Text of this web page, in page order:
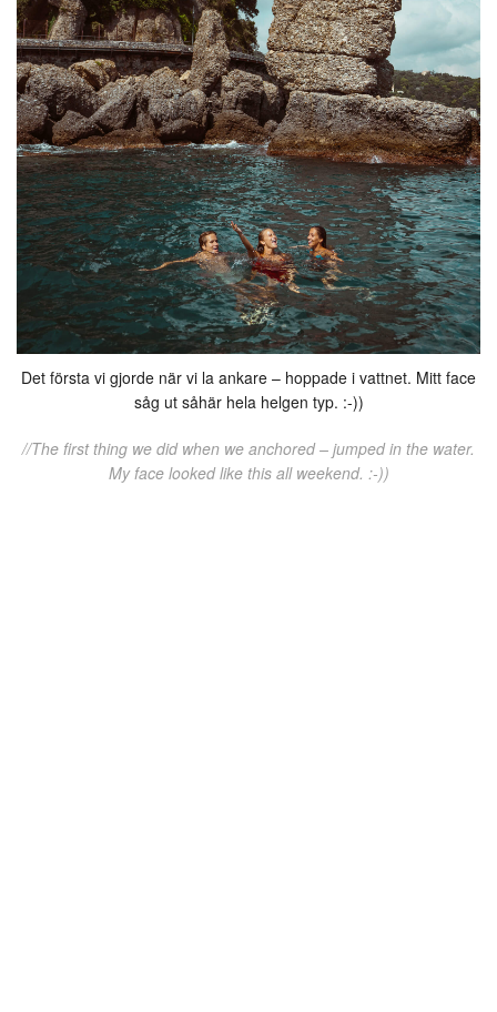
Det första vi gjorde när vi la ankare – hoppade i vattnet. Mitt face
såg ut såhär hela helgen typ. :-))
//The first thing we did when we anchored – jumped in the water.
My face looked like this all weekend. :-))